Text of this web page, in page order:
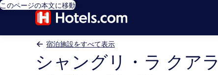
このページの本文に移動
宿泊施設をすべて表示
シャングリ・ラ クア